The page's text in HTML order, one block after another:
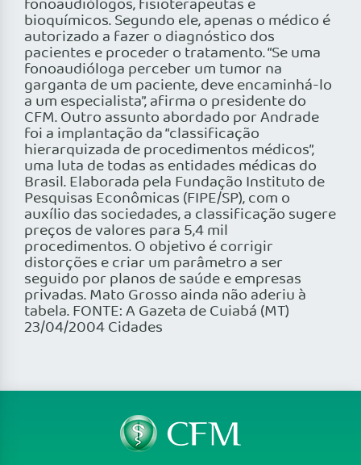
fonoaudiólogos, fisioterapeutas e
bioquímicos. Segundo ele, apenas o médico é
autorizado a fazer o diagnóstico dos
pacientes e proceder o tratamento. “Se uma
fonoaudióloga perceber um tumor na
garganta de um paciente, deve encaminhá-lo
a um especialista”, afirma o presidente do
CFM. Outro assunto abordado por Andrade
foi a implantação da “classificação
hierarquizada de procedimentos médicos”,
uma luta de todas as entidades médicas do
Brasil. Elaborada pela Fundação Instituto de
Pesquisas Econômicas (FIPE/SP), com o
auxílio das sociedades, a classificação sugere
preços de valores para 5,4 mil
procedimentos. O objetivo é corrigir
distorções e criar um parâmetro a ser
seguido por planos de saúde e empresas
privadas. Mato Grosso ainda não aderiu à
tabela. FONTE: A Gazeta de Cuiabá (MT)
23/04/2004 Cidades